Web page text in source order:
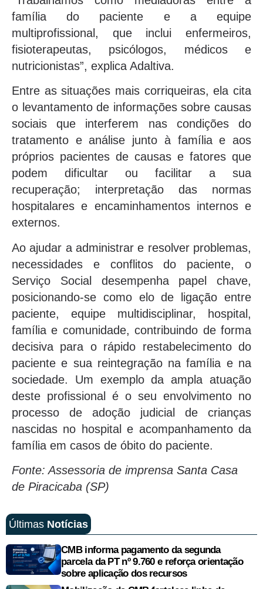
família do paciente e a equipe
multiprofissional, que inclui enfermeiros,
fisioterapeutas, psicólogos, médicos e
nutricionistas”, explica Adaltiva.
Entre as situações mais corriqueiras, ela cita
o levantamento de informações sobre causas
sociais que interferem nas condições do
tratamento e análise junto à família e aos
próprios pacientes de causas e fatores que
podem dificultar ou facilitar a sua
recuperação; interpretação das normas
hospitalares e encaminhamentos internos e
externos.
Ao ajudar a administrar e resolver problemas,
necessidades e conflitos do paciente, o
Serviço Social desempenha papel chave,
posicionando-se como elo de ligação entre
paciente, equipe multidisciplinar, hospital,
família e comunidade, contribuindo de forma
decisiva para o rápido restabelecimento do
paciente e sua reintegração na família e na
sociedade. Um exemplo da ampla atuação
deste profissional é o seu envolvimento no
processo de adoção judicial de crianças
nascidas no hospital e acompanhamento da
família em casos de óbito do paciente.
Fonte: Assessoria de imprensa Santa Casa
de Piracicaba (SP)
Últimas Notícias
CMB informa pagamento da segunda
parcela da PT nº 9.760 e reforça orientação
sobre aplicação dos recursos